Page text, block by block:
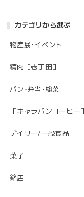
カテゴリから選ぶ
物産展･イベント
精肉［壱丁田］
パン･弁当･総菜
［キャラバンコーヒー］
デイリー/一般食品
菓子
銘店